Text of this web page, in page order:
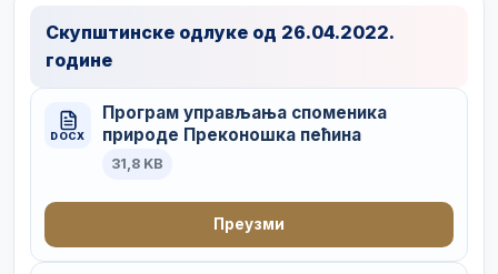
Скупштинске одлуке од 26.04.2022.
године
DOCX
Програм управљања споменика
природе Преконошка пећина
31,8 KB
Преузми